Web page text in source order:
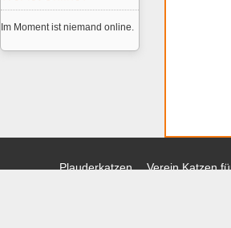
Im Moment ist niemand online.
Plauderkatzen Verein Katzen